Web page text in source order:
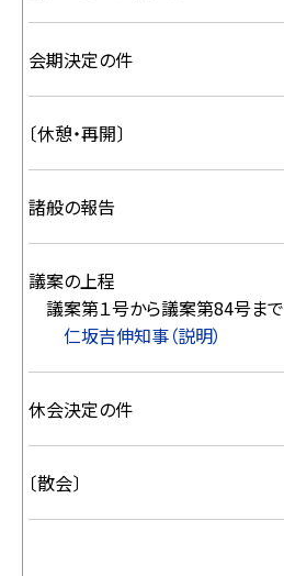
会期決定の件
〔休憩・再開〕
諸般の報告
議案の上程
議案第１号から議案第84号まで
仁坂吉伸知事（説明）
休会決定の件
〔散会〕